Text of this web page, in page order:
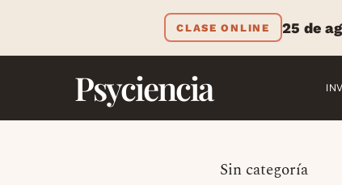
CLASE ONLINE 25 de
Psyciencia
Sin categoría